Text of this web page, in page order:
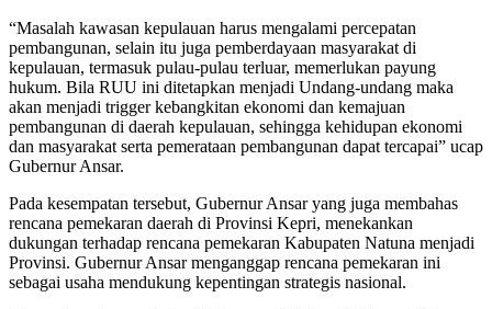
“Masalah kawasan kepulauan harus mengalami percepatan
pembangunan, selain itu juga pemberdayaan masyarakat di
kepulauan, termasuk pulau-pulau terluar, memerlukan payung
hukum. Bila RUU ini ditetapkan menjadi Undang-undang maka
akan menjadi trigger kebangkitan ekonomi dan kemajuan
pembangunan di daerah kepulauan, sehingga kehidupan ekonomi
dan masyarakat serta pemerataan pembangunan dapat tercapai” ucap
Gubernur Ansar.
Pada kesempatan tersebut, Gubernur Ansar yang juga membahas
rencana pemekaran daerah di Provinsi Kepri, menekankan
dukungan terhadap rencana pemekaran Kabupaten Natuna menjadi
Provinsi. Gubernur Ansar menganggap rencana pemekaran ini
sebagai usaha mendukung kepentingan strategis nasional.